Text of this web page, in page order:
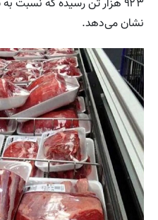
نشان می‌دهد.